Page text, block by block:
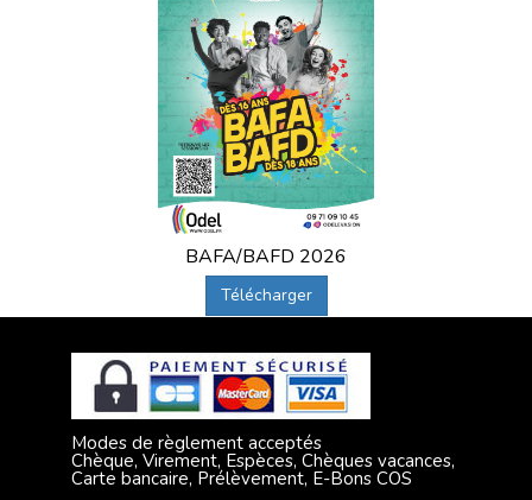
BAFA/BAFD 2026
Télécharger
Modes de règlement acceptés
Chèque, Virement, Espèces, Chèques vacances,
Carte bancaire, Prélèvement, E-Bons COS